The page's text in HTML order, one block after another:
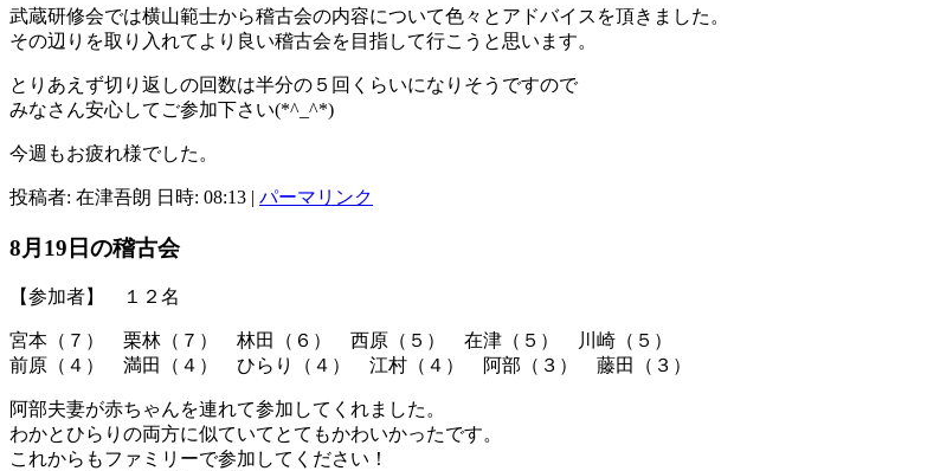
武蔵研修会では横山範士から稽古会の内容について色々とアドバイスを頂きました。
その辺りを取り入れてより良い稽古会を目指して行こうと思います。
とりあえず切り返しの回数は半分の５回くらいになりそうですので
みなさん安心してご参加下さい(*^_^*)
今週もお疲れ様でした。
投稿者: 在津吾朗 日時: 08:13 | パーマリンク
8月19日の稽古会
【参加者】 １２名
宮本（７） 栗林（７） 林田（６） 西原（５） 在津（５） 川崎（５）
前原（４） 満田（４） ひらり（４） 江村（４） 阿部（３） 藤田（３）
阿部夫妻が赤ちゃんを連れて参加してくれました。
わかとひらりの両方に似ていてとてもかわいかったです。
これからもファミリーで参加してください！